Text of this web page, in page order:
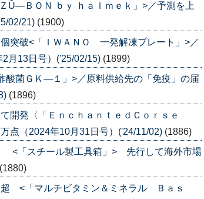
Û―ＢＯＮ ｂｙ ｈａｌｍｅｋ」>／予測を上
02/21) (1900)
個突破<「ＩＷＡＮＯ 一発解凍プレート」>／
月13日号）('25/02/15) (1899)
酸菌ＧＫ―１」>／原料供給先の「免疫」の届
(1896)
開発〈「ＥｎｃｈａｎｔｅｄＣｏｒｓｅ
点（2024年10月31日号）('24/11/02) (1886)
<「スチール製工具箱」> 先行して海外市場
(1880)
超 <「マルチビタミン＆ミネラル Ｂａｓ